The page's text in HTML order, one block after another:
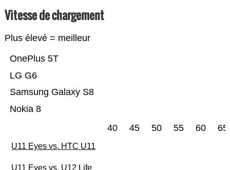
Vitesse de chargement
Plus élevé = meilleur
Nokia 8
Samsung Galaxy S8
LG G6
OnePlus 5T
40 45 50 55 60 65
U11 Eyes vs. HTC U11
U11 Eyes vs. U12 Life